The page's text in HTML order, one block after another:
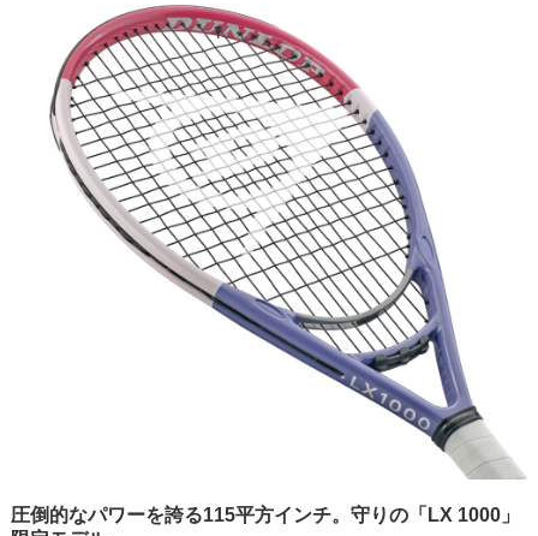
圧倒的なパワーを誇る115平方インチ。守りの「LX 1000」